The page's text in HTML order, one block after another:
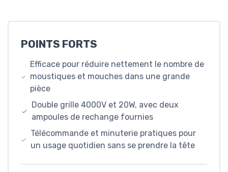
POINTS FORTS
Efficace pour réduire nettement le nombre de
moustiques et mouches dans une grande
pièce
Double grille 4000V et 20W, avec deux
ampoules de rechange fournies
Télécommande et minuterie pratiques pour
un usage quotidien sans se prendre la tête